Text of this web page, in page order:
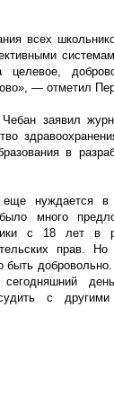
всех
— отметил
заявил
в
нуждается в
много
с 18 лет в
прав.
быть
сегодняшний
с